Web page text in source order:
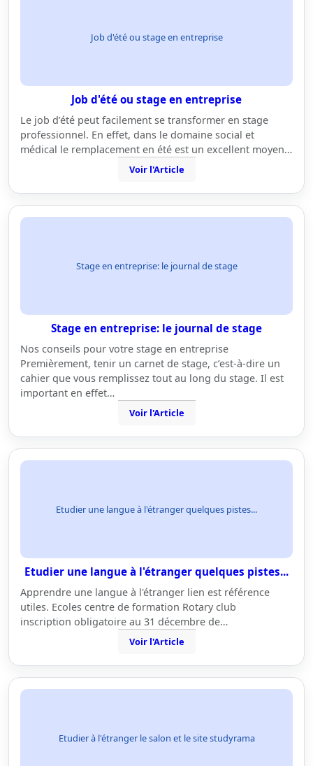
Job d'été ou stage en entreprise
Job d'été ou stage en entreprise
Le job d’été peut facilement se transformer en stage
professionnel. En effet, dans le domaine social et
médical le remplacement en été est un excellent moyen…
Voir l'Article
Stage en entreprise: le journal de stage
Stage en entreprise: le journal de stage
Nos conseils pour votre stage en entreprise
Premièrement, tenir un carnet de stage, c’est-à-dire un
cahier que vous remplissez tout au long du stage. Il est
important en effet…
Voir l'Article
Etudier une langue à l'étranger quelques pistes...
Etudier une langue à l'étranger quelques pistes...
Apprendre une langue à l'étranger lien est référence
utiles. Ecoles centre de formation Rotary club
inscription obligatoire au 31 décembre de…
Voir l'Article
Etudier à l'étranger le salon et le site studyrama